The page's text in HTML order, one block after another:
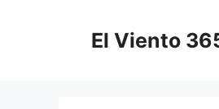
El Viento